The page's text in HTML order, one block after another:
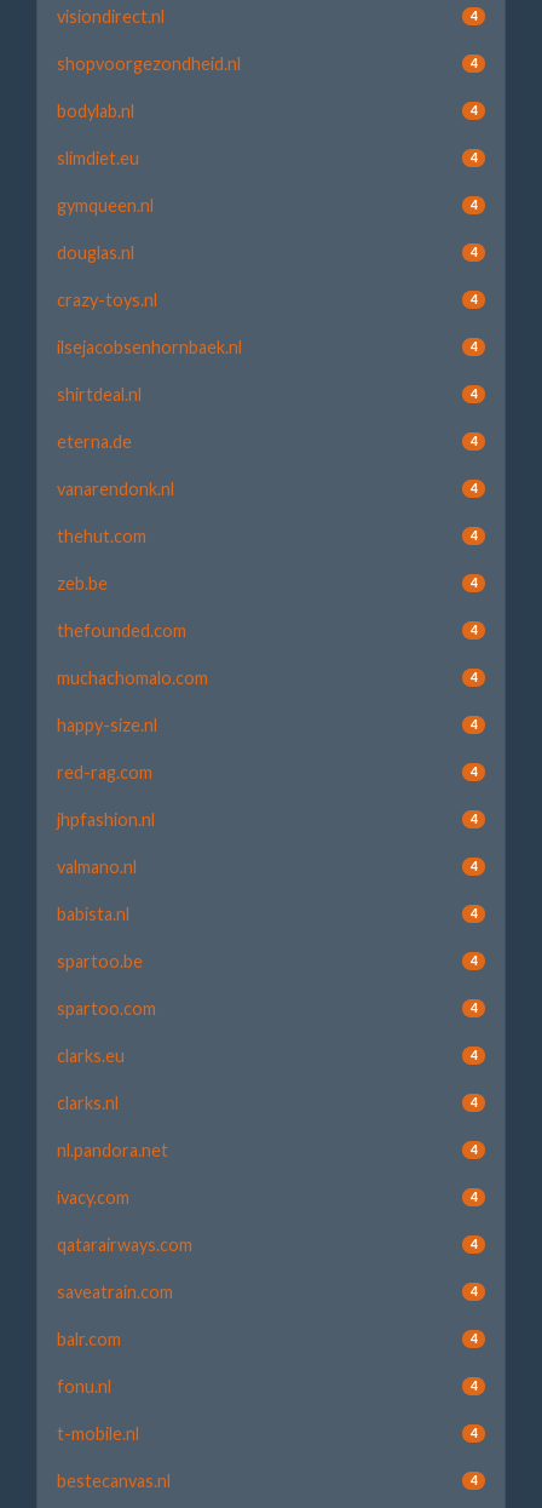
visiondirect.nl 4
shopvoorgezondheid.nl 4
bodylab.nl 4
slimdiet.eu 4
gymqueen.nl 4
douglas.nl 4
crazy-toys.nl 4
ilsejacobsenhornbaek.nl 4
shirtdeal.nl 4
eterna.de 4
vanarendonk.nl 4
thehut.com 4
zeb.be 4
thefounded.com 4
muchachomalo.com 4
happy-size.nl 4
red-rag.com 4
jhpfashion.nl 4
valmano.nl 4
babista.nl 4
spartoo.be 4
spartoo.com 4
clarks.eu 4
clarks.nl 4
nl.pandora.net 4
ivacy.com 4
qatarairways.com 4
saveatrain.com 4
balr.com 4
fonu.nl 4
t-mobile.nl 4
bestecanvas.nl 4